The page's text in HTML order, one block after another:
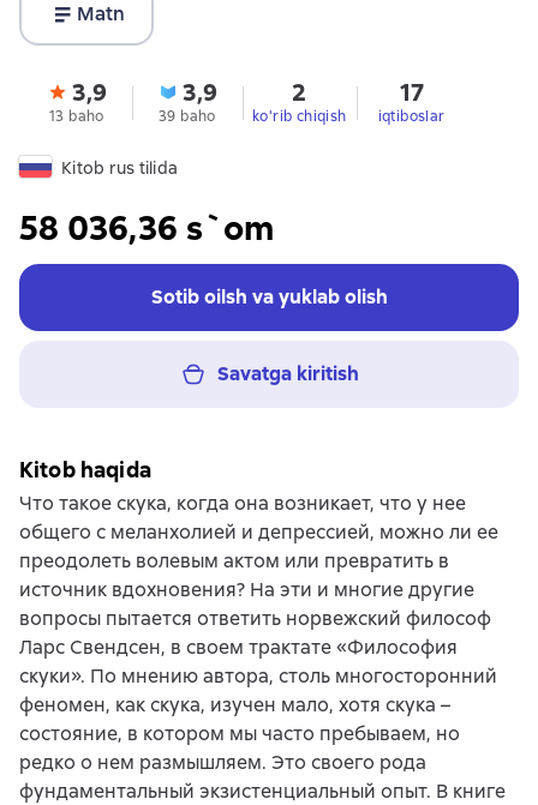
Matn
3,9
13 baho
3,9
39 baho
2
ko'rib chiqish
17
iqtiboslar
Kitob rus tilida
58 036,36 s`om
Sotib oilsh va yuklab olish
Savatga kiritish
Kitob haqida
Что такое скука, когда она возникает, что у нее
общего с меланхолией и депрессией, можно ли ее
преодолеть волевым актом или превратить в
источник вдохновения? На эти и многие другие
вопросы пытается ответить норвежский философ
Ларс Свендсен, в своем трактате «Философия
скуки». По мнению автора, столь многосторонний
феномен, как скука, изучен мало, хотя скука –
состояние, в котором мы часто пребываем, но
редко о нем размышляем. Это своего рода
фундаментальный экзистенциальный опыт. В книге